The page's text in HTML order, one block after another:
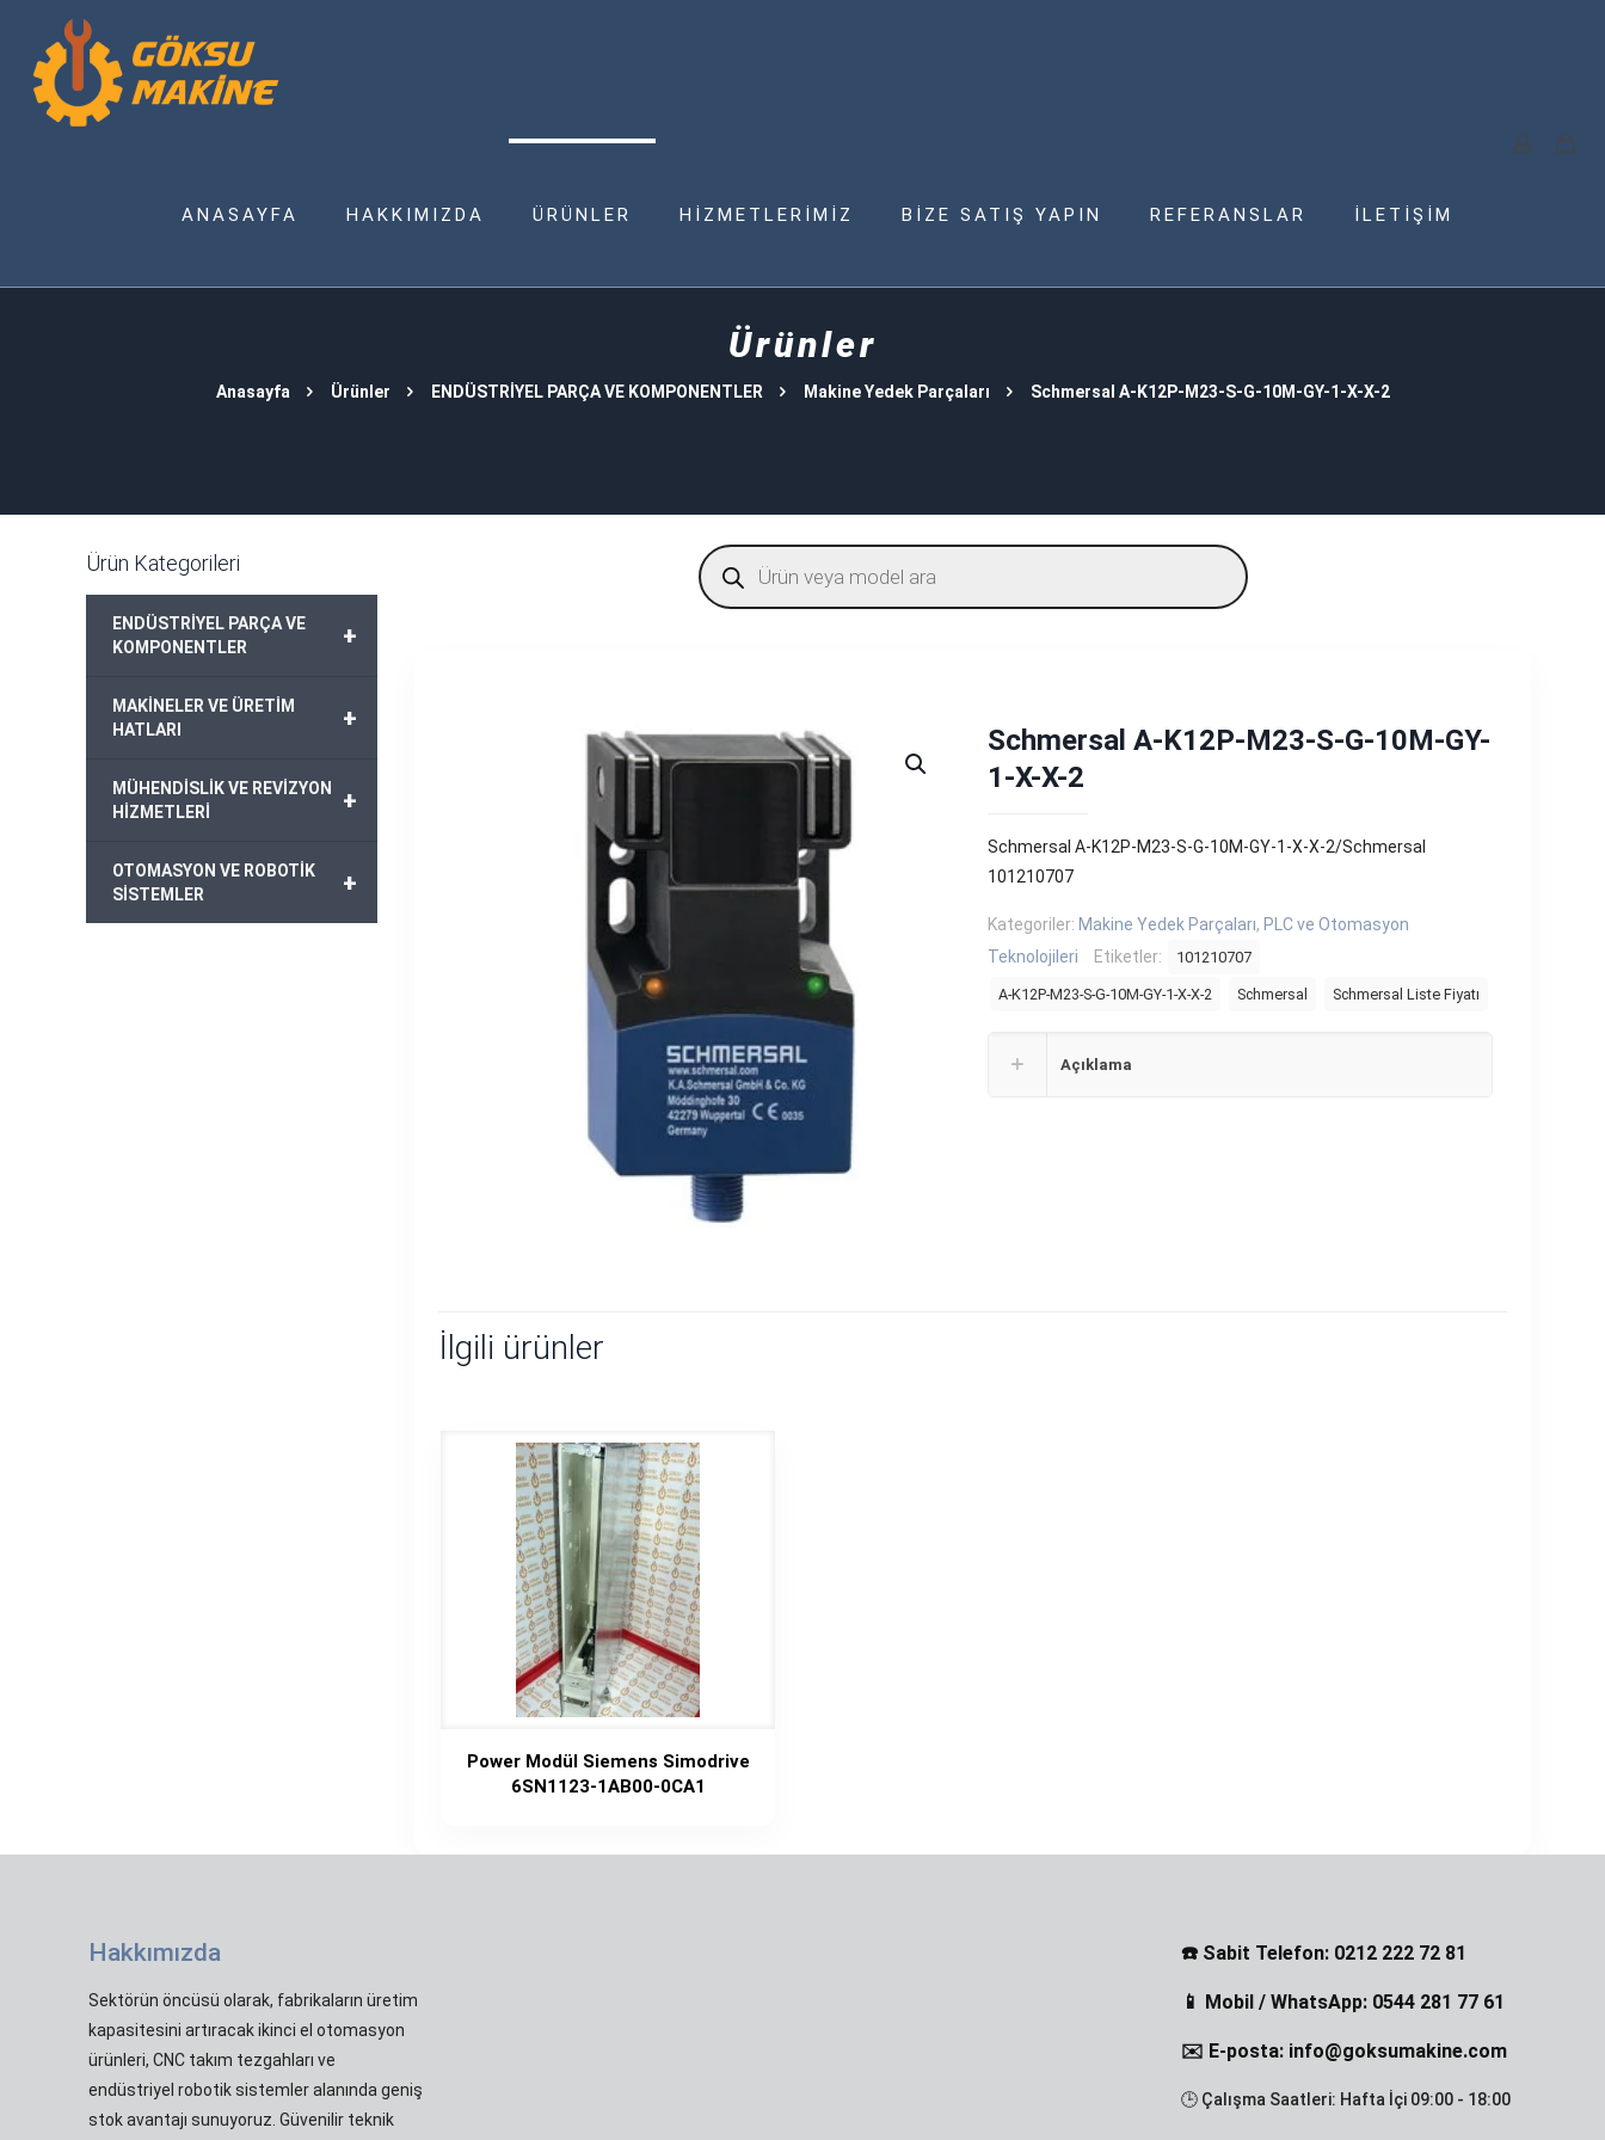
ANASAYFA HAKKIMIZDA ÜRÜNLER HİZMETLERİMİZ BİZE SATIŞ YAPIN REFERANSLAR İLETİŞİM
Ürünler
Anasayfa Ürünler ENDÜSTRİYEL PARÇA VE KOMPONENTLER Makine Yedek Parçaları Schmersal A-K12P-M23-S-G-10M-GY-1-X-X-2
Products
search
Schmersal A-K12P-M23-S-G-10M-GY-
1-X-X-2
Schmersal A-K12P-M23-S-G-10M-GY-1-X-X-2/Schmersal
101210707
Kategoriler: Makine Yedek Parçaları, PLC ve Otomasyon
Teknolojileri
Etiketler: 101210707
A-K12P-M23-S-G-10M-GY-1-X-X-2 Schmersal Schmersal Liste Fiyatı
Açıklama
İlgili ürünler
Power Modül Siemens Simodrive
6SN1123-1AB00-0CA1
Ürün Kategorileri
+
ENDÜSTRİYEL PARÇA VE
KOMPONENTLER
+
MAKİNELER VE ÜRETİM
HATLARI
+
MÜHENDİSLİK VE REVİZYON
HİZMETLERİ
+
OTOMASYON VE ROBOTİK
SİSTEMLER
Hakkımızda
Sektörün öncüsü olarak, fabrikaların üretim
kapasitesini artıracak ikinci el otomasyon
ürünleri, CNC takım tezgahları ve
endüstriyel robotik sistemler alanında geniş
stok avantajı sunuyoruz. Güvenilir teknik
☎️ Sabit Telefon: 0212 222 72 81
📱 Mobil / WhatsApp: 0544 281 77 61
✉️ E-posta: info@goksumakine.com
🕒 Çalışma Saatleri: Hafta İçi 09:00 - 18:00